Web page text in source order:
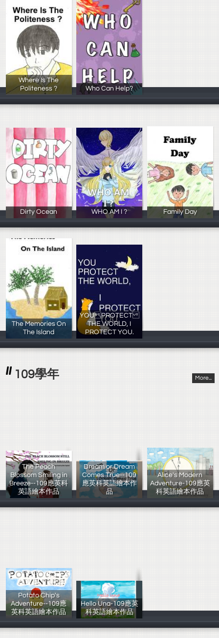
Where Is The
Politeness ?
楊舒涵，柯妤庭
Who Can Help?
姜禹翔、林穎、
Dirty Ocean
WHO AM I ?
Family Day
The Memories On
The Island
1091805翁紹捷
YOU PROTECT
THE WORLD, I
PROTECT YOU.
陳偉騫,楊玟倢,
109學年 More...
The Peach
Blossom Smiling in
Breeze--109應英科
英語繪本作品
周秀卉 林夢
Dream or Dream
Comes True--109
應英科英語繪本作
品
朱云卿 陳云
Alice's Modern
Adventure-109應英
科英語繪本作品
胡立旻 呂嘉倢
Potato Chip's
Adventure--109應
英科英語繪本作品
簡立宸 張薰云
Hello Una-109應英
科英語繪本作品
陳鎂嘉 張芸榕